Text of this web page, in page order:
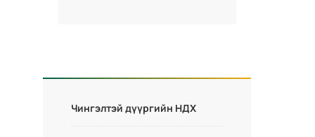
Чингэлтэй дүүргийн НДХ